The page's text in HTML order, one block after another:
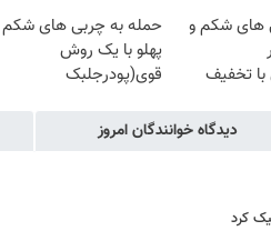
های شکم و
تخفیف
حمله به چربی های
پهلو با یک روش
قوی(پودرجلبک
دیدگاه خوانندگان امروز